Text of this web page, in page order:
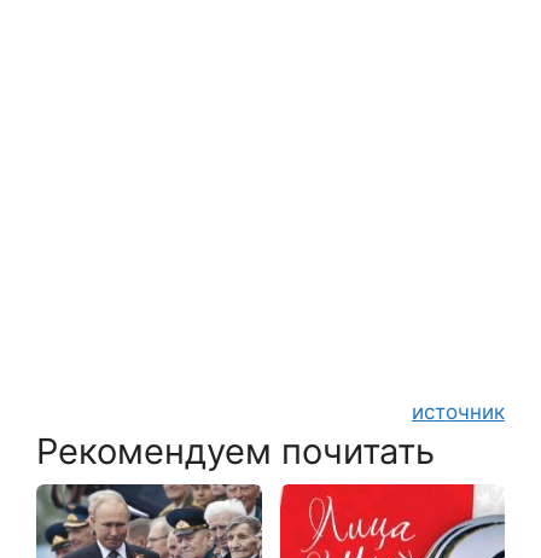
источник
Рекомендуем почитать